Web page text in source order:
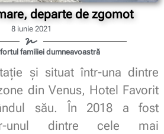
departe de zgomot
8 iunie 2021
familiei dumneavoastră
și situat într-una dintre
din Venus, Hotel Favorit
său. În 2018 a fost
unul dintre cele mai